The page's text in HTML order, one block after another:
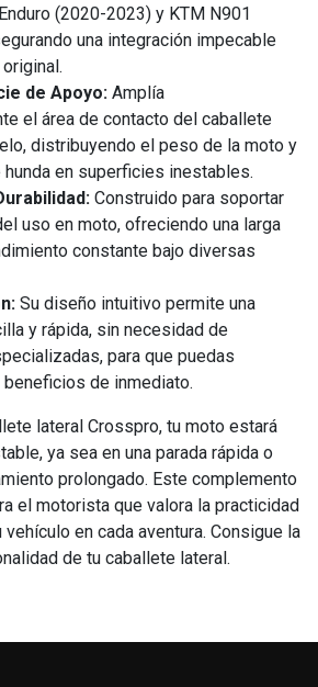
(2020-2023) y KTM N901
una integración impecable
de Apoyo: Amplía
el área de contacto del caballete
distribuyendo el peso de la moto y
en superficies inestables.
Construido para soportar
uso en moto, ofreciendo una larga
constante bajo diversas
Su diseño intuitivo permite una
y rápida, sin necesidad de
para que puedas
de inmediato.
lateral Crosspro, tu moto estará
ya sea en una parada rápida o
prolongado. Este complemento
el motorista que valora la practicidad
en cada aventura. Consigue la
de tu caballete lateral.